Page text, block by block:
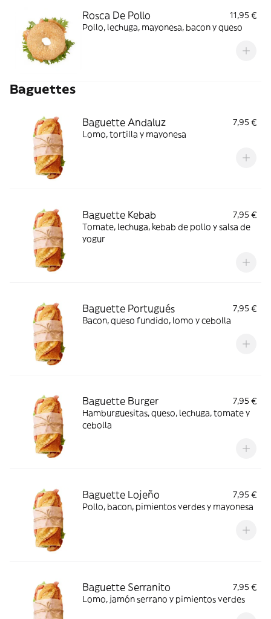
Rosca De Pollo
11,95 €
Pollo, lechuga, mayonesa, bacon y queso
Baguettes
Baguette Andaluz
7,95 €
Lomo, tortilla y mayonesa
Baguette Kebab
7,95 €
Tomate, lechuga, kebab de pollo y salsa de
yogur
Baguette Portugués
7,95 €
Bacon, queso fundido, lomo y cebolla
Baguette Burger
7,95 €
Hamburguesitas, queso, lechuga, tomate y
cebolla
Baguette Lojeño
7,95 €
Pollo, bacon, pimientos verdes y mayonesa
Baguette Serranito
7,95 €
Lomo, jamón serrano y pimientos verdes